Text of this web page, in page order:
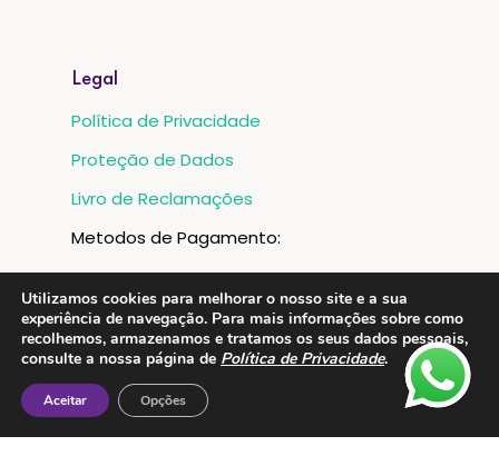
Legal
Política de Privacidade
Proteção de Dados
Livro de Reclamações
Metodos de Pagamento:
Utilizamos cookies para melhorar o nosso site e a sua
experiência de navegação. Para mais informações sobre como
recolhemos, armazenamos e tratamos os seus dados pessoais,
consulte a nossa página de Política de Privacidade.
Aceitar Opções